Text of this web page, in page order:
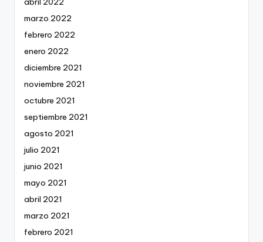
marzo 2022
febrero 2022
enero 2022
diciembre 2021
noviembre 2021
octubre 2021
septiembre 2021
agosto 2021
julio 2021
junio 2021
mayo 2021
abril 2021
marzo 2021
febrero 2021